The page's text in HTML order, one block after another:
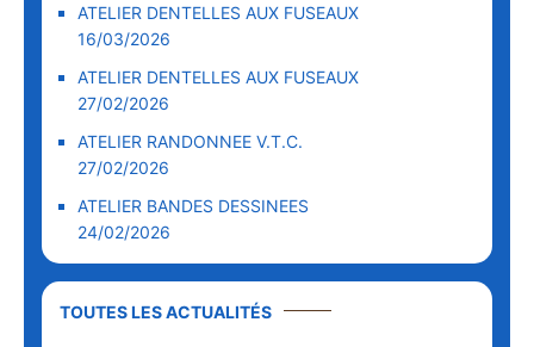
ATELIER DENTELLES AUX FUSEAUX
16/03/2026
ATELIER DENTELLES AUX FUSEAUX
27/02/2026
ATELIER RANDONNEE V.T.C.
27/02/2026
ATELIER BANDES DESSINEES
24/02/2026
TOUTES LES ACTUALITÉS